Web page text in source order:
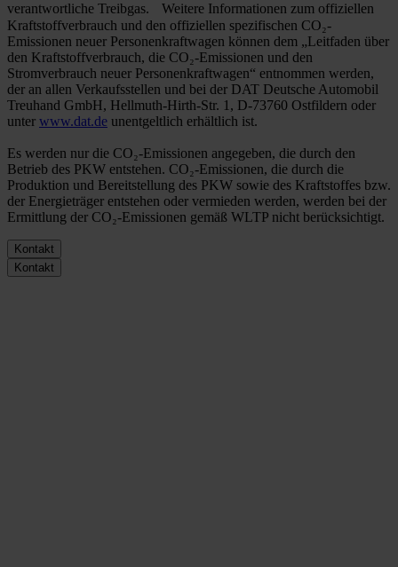
verantwortliche Treibgas. Weitere Informationen zum offiziellen
Kraftstoffverbrauch und den offiziellen spezifischen CO₂-
Emissionen neuer Personenkraftwagen können dem „Leitfaden über
den Kraftstoffverbrauch, die CO₂-Emissionen und den
Stromverbrauch neuer Personenkraftwagen“ entnommen werden,
der an allen Verkaufsstellen und bei der DAT Deutsche Automobil
Treuhand GmbH, Hellmuth-Hirth-Str. 1, D-73760 Ostfildern oder
unter www.dat.de unentgeltlich erhältlich ist.
Es werden nur die CO₂-Emissionen angegeben, die durch den
Betrieb des PKW entstehen. CO₂-Emissionen, die durch die
Produktion und Bereitstellung des PKW sowie des Kraftstoffes bzw.
der Energieträger entstehen oder vermieden werden, werden bei der
Ermittlung der CO₂-Emissionen gemäß WLTP nicht berücksichtigt.
Kontakt
Kontakt